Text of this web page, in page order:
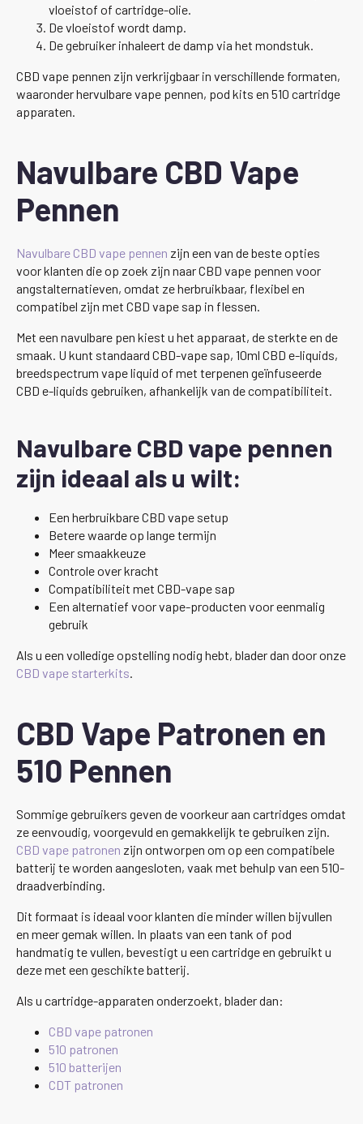
vloeistof of cartridge-olie.
De vloeistof wordt damp.
De gebruiker inhaleert de damp via het mondstuk.
CBD vape pennen zijn verkrijgbaar in verschillende formaten,
waaronder hervulbare vape pennen, pod kits en 510 cartridge
apparaten.
Navulbare CBD Vape
Pennen
Navulbare CBD vape pennen zijn een van de beste opties
voor klanten die op zoek zijn naar CBD vape pennen voor
angstalternatieven, omdat ze herbruikbaar, flexibel en
compatibel zijn met CBD vape sap in flessen.
Met een navulbare pen kiest u het apparaat, de sterkte en de
smaak. U kunt standaard CBD-vape sap, 10ml CBD e-liquids,
breedspectrum vape liquid of met terpenen geïnfuseerde
CBD e-liquids gebruiken, afhankelijk van de compatibiliteit.
Navulbare CBD vape pennen
zijn ideaal als u wilt:
Een herbruikbare CBD vape setup
Betere waarde op lange termijn
Meer smaakkeuze
Controle over kracht
Compatibiliteit met CBD-vape sap
Een alternatief voor vape-producten voor eenmalig
gebruik
Als u een volledige opstelling nodig hebt, blader dan door onze
CBD vape starterkits.
CBD Vape Patronen en
510 Pennen
Sommige gebruikers geven de voorkeur aan cartridges omdat
ze eenvoudig, voorgevuld en gemakkelijk te gebruiken zijn.
CBD vape patronen zijn ontworpen om op een compatibele
batterij te worden aangesloten, vaak met behulp van een 510-
draadverbinding.
Dit formaat is ideaal voor klanten die minder willen bijvullen
en meer gemak willen. In plaats van een tank of pod
handmatig te vullen, bevestigt u een cartridge en gebruikt u
deze met een geschikte batterij.
Als u cartridge-apparaten onderzoekt, blader dan:
CBD vape patronen
510 patronen
510 batterijen
CDT patronen